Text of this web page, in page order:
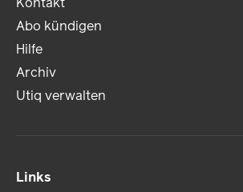
Abo kündigen
Hilfe
Archiv
Utiq verwalten
Links